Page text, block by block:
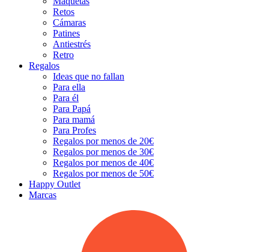
Retos
Cámaras
Patines
Antiestrés
Retro
Regalos
Ideas que no fallan
Para ella
Para él
Para Papá
Para mamá
Para Profes
Regalos por menos de 20€
Regalos por menos de 30€
Regalos por menos de 40€
Regalos por menos de 50€
Happy Outlet
Marcas